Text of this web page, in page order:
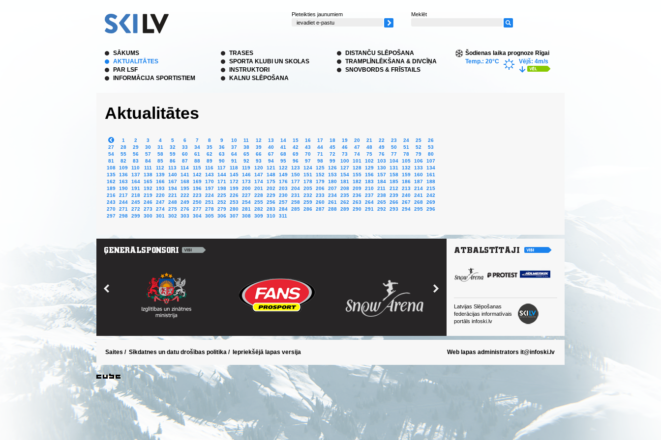
Pieteikties jaunumiem Meklēt
SĀKUMS
AKTUALITĀTES
PAR LSF
INFORMĀCIJA SPORTISTIEM
TRASES
SPORTA KLUBI UN SKOLAS
INSTRUKTORI
KALNU SLĒPOŠANA
DISTANČU SLĒPOŠANA
TRAMPLĪNLĒKŠANA & DIVCĪŅA
SNOVBORDS & FRĪSTAILS
Šodienas laika prognoze Rīgai
Temp.: 20°C
Vējš: 4m/s
Aktualitātes
1 2 3 4 5 6 7 8 9 10 11 12 13 14 15 16 17 18 19 20 21 22 23 24 25
26
27
28 29 30 31 32 33 34 35 36 37 38 39 40 41 42 43 44 45 46 47 48 49 50 51 52
53
54
55 56 57 58 59 60 61 62 63 64 65 66 67 68 69 70 71 72 73 74 75 76 77 78 79
80
81
82 83 84 85 86 87 88 89 90 91 92 93 94 95 96 97 98 99 100 101 102 103 104 105 106
107
108
109 110 111 112 113 114 115 116 117 118 119 120 121 122 123 124 125 126 127 128 129 130 131 132 133
134
135
136 137 138 139 140 141 142 143 144 145 146 147 148 149 150 151 152 153 154 155 156 157 158 159 160
161
162
163 164 165 166 167 168 169 170 171 172 173 174 175 176 177 178 179 180 181 182 183 184 185 186 187
188
189
190 191 192 193 194 195 196 197 198 199 200 201 202 203 204 205 206 207 208 209 210 211 212 213 214
215
216
217 218 219 220 221 222 223 224 225 226 227 228 229 230 231 232 233 234 235 236 237 238 239 240 241
242
243
244 245 246 247 248 249 250 251 252 253 254 255 256 257 258 259 260 261 262 263 264 265 266 267 268
269
270
271 272 273 274 275 276 277 278 279 280 281 282 283 284 285 286 287 288 289 290 291 292 293 294 295
296
297
298 299 300 301 302 303 304 305 306 307 308 309 310 311
Latvijas Slēpošanas
federācijas informatīvais
portāls infoski.lv
Saites / Sīkdatnes un datu drošības politika / Iepriekšējā lapas versija Web lapas administrators it@infoski.lv